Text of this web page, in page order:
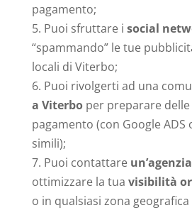
pagamento;
Puoi sfruttare i social
“spammando” le tue
locali di Viterbo;
Puoi rivolgerti ad una
a Viterboper preparare delle
pagamento (con Google ADS
simili);
Puoi contattare
ottimizzare la tua visibilità
o in qualsiasi zona